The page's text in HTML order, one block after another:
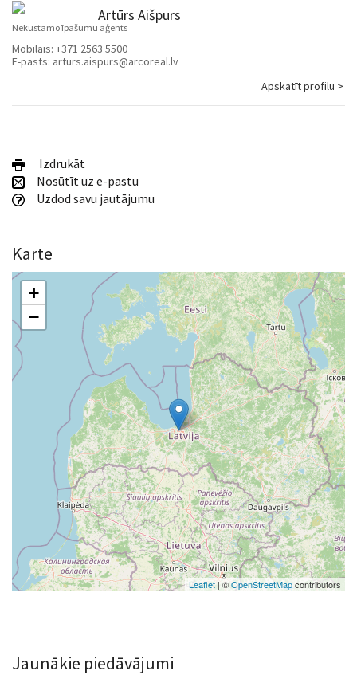
Artūrs Aišpurs
Nekustamo īpašumu aģents
Mobilais: +371 2563 5500
E-pasts: arturs.aispurs@arcoreal.lv
Apskatīt profilu >
Izdrukāt
Nosūtīt uz e-pastu
Uzdod savu jautājumu
Karte
+
−
Leaflet | ©OpenStreetMapcontributors
Jaunākie piedāvājumi